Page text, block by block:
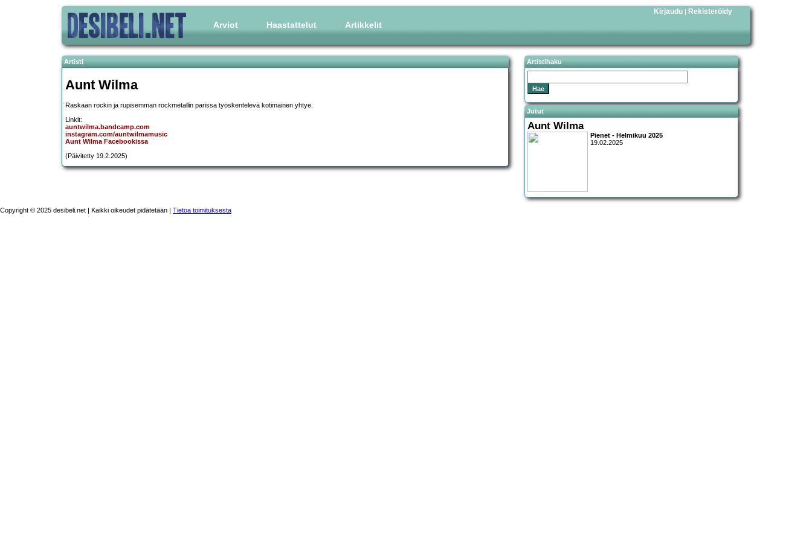
Arviot Haastattelut Artikkelit
Kirjaudu | Rekisteröidy
Artisti
Aunt Wilma
Raskaan rockin ja rupisemman rockmetallin parissa työskentelevä kotimainen yhtye.
Linkit:
auntwilma.bandcamp.com
instagram.com/auntwilmamusic
Aunt Wilma Facebookissa
(Päivitetty 19.2.2025)
Artistihaku
Jutut
Aunt Wilma
Pienet - Helmikuu 2025
19.02.2025
Copyright © 2025 desibeli.net | Kaikki oikeudet pidätetään | Tietoa toimituksesta